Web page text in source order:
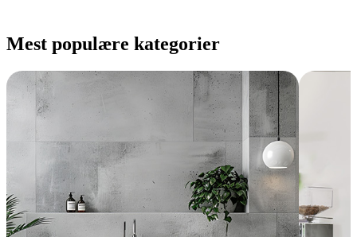
Mest populære kategorier